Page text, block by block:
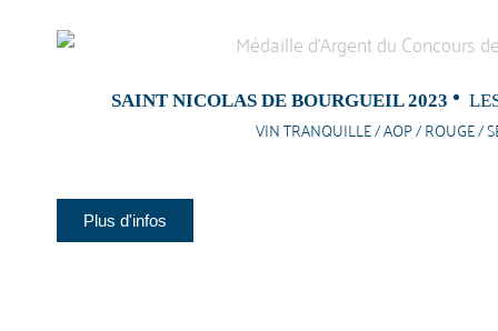
SAINT NICOLAS DE BOURGUEIL 2023
VIN TRANQUILLE / AOP / ROUGE /
Plus d'infos